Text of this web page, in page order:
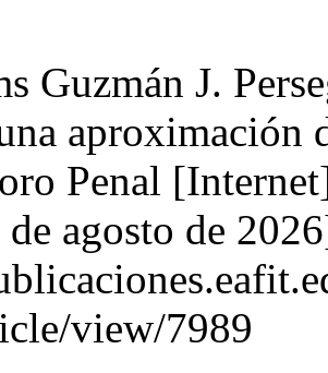
Guzmán J.
Penal
agosto de
view/7989